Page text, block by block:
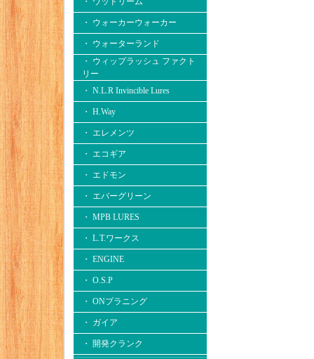
・ ウォーカーウォーカー
・ ウォーターランド
・ ウィップラッシュ ファクト
リー
・ N.L.R Invincible Lures
・ H.Way
・ エレメンツ
・ エコギア
・ エドモン
・ エバーグリーン
・ MPB LURES
・ L.T.ワークス
・ ENGINE
・ O.S.P
・ ONプラニング
・ ガイア
・ 開発クランク